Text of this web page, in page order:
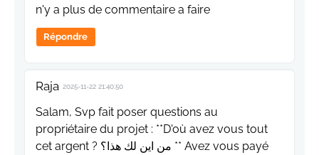
n'y a plus de commentaire a faire
Répondre
Raja 2025-11-22 21:40:50
Salam, Svp fait poser questions au
propriétaire du projet : **D'où avez vous tout
cet argent ? من اين لك هذا؟ ** Avez vous payé